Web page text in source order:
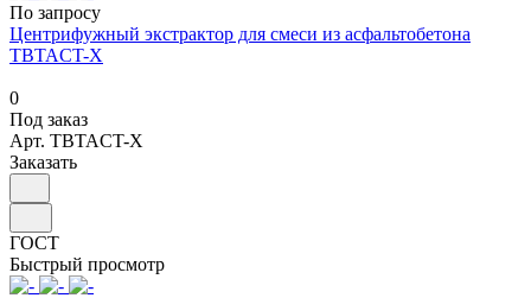
По запросу
Центрифужный экстрактор для смеси из асфальтобетона
TBTACT-X
0
Под заказ
Арт. TBTACT-X
Заказать
ГОСТ
Быстрый просмотр